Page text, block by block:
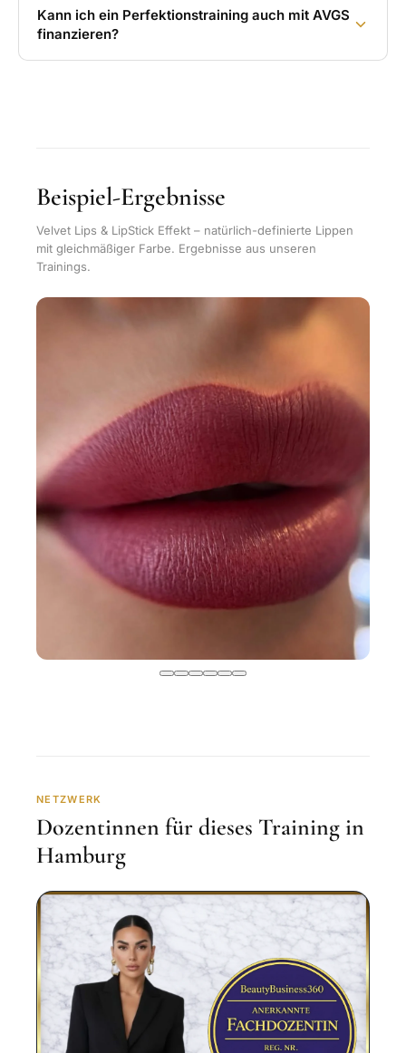
Kann ich ein Perfektionstraining auch mit AVGS
finanzieren?
Beispiel-Ergebnisse
Velvet Lips & LipStick Effekt – natürlich-definierte Lippen
mit gleichmäßiger Farbe. Ergebnisse aus unseren
Trainings.
NETZWERK
Dozentinnen für dieses Training in
Hamburg